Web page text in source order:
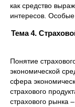
как средство
интересов.
Тема 4.
Понятие
экономической
сфера
страхового
страхового рынка